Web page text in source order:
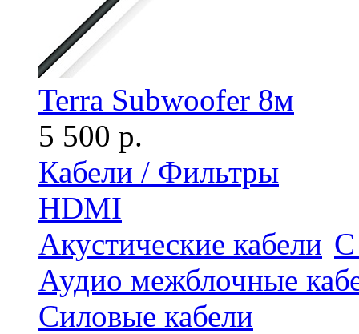
Terra Subwoofer 8м
5 500 р.
Кабели / Фильтры
HDMI
Акустические кабели С
Аудио межблочные
Силовые кабели